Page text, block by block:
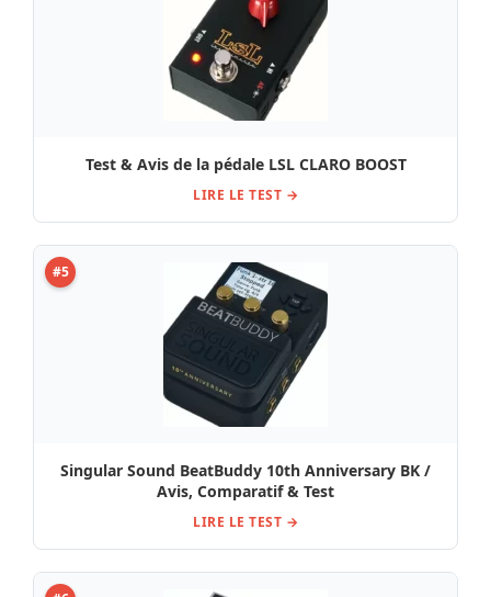
Test & Avis de la pédale LSL CLARO BOOST
LIRE LE TEST →
#5
Singular Sound BeatBuddy 10th Anniversary BK /
Avis, Comparatif & Test
LIRE LE TEST →